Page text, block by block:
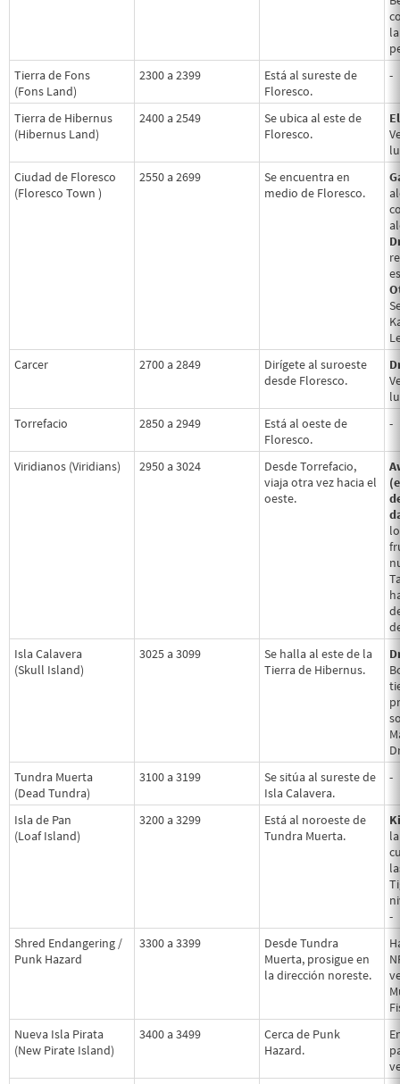
Tierra de Fons
(Fons Land)
2300 a 2399
Está al sureste de
Floresco.
-
Tierra de Hibernus
(Hibernus Land)
2400 a 2549
Se ubica al este de
Floresco.
Ciudad de Floresco
(Floresco Town )
2550 a 2699
Se encuentra en
medio de Floresco.
Carcer
2700 a 2849
Dirígete al suroeste
desde Floresco.
Torrefacio
2850 a 2949
Está al oeste de
Floresco.
-
Viridianos (Viridians) 2950 a 3024
Desde Torrefacio,
viaja otra vez hacia el
oeste.
Isla Calavera
(Skull Island)
3025 a 3099
Se halla al este de la
Tierra de Hibernus.
Tundra Muerta
(Dead Tundra)
3100 a 3199
Se sitúa al sureste de
Isla Calavera.
-
Isla de Pan
(Loaf Island)
3200 a 3299
Está al noroeste de
Tundra Muerta.
-
Shred Endangering /
Punk Hazard
3300 a 3399
Desde Tundra
Muerta, prosigue en
la dirección noreste.
Nueva Isla Pirata
(New Pirate Island)
3400 a 3499
Cerca de Punk
Hazard.